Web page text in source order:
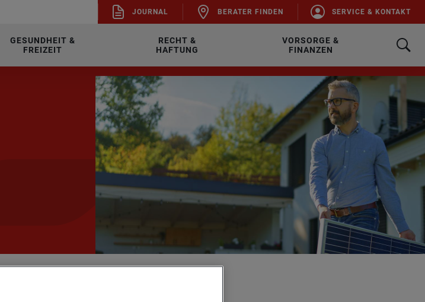
JOUR­NAL BE­RA­TER FIN­DEN SER­VICE & KON­TAKT
GESUNDHEIT &
FREIZEIT
RECHT &
HAFTUNG
VORSORGE &
FINANZEN